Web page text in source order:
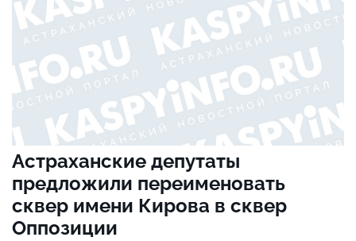
Астраханские депутаты
предложили переименовать
сквер имени Кирова в сквер
Оппозиции